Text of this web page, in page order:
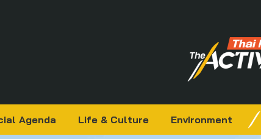
Agenda Life & Culture Environment